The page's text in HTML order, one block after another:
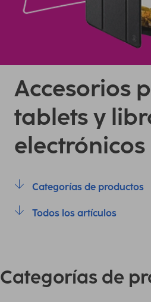
Accesorios
tablets y
electrónicos
Categorías de productos
Todos los artículos
Categorías de